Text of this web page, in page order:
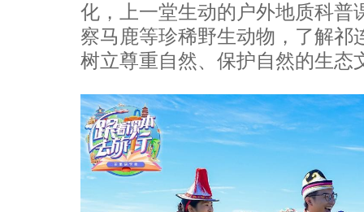
化，上一堂生动的户外地质科普
察马鹿等珍稀野生动物，了解祁
树立尊重自然、保护自然的生态